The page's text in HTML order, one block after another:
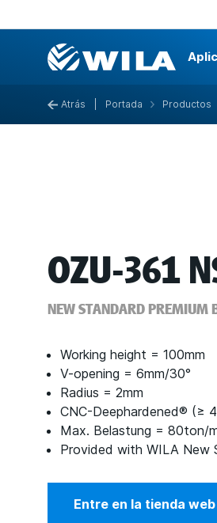
Atrás Portada Productos
OZU-361
NEW STANDARD PREMIUM
Working height = 100mm
V-opening = 6mm/30°
Radius = 2mm
CNC-Deephardened® (≥
Max. Belastung = 80ton/
Provided with WILA New
Entre en la tienda